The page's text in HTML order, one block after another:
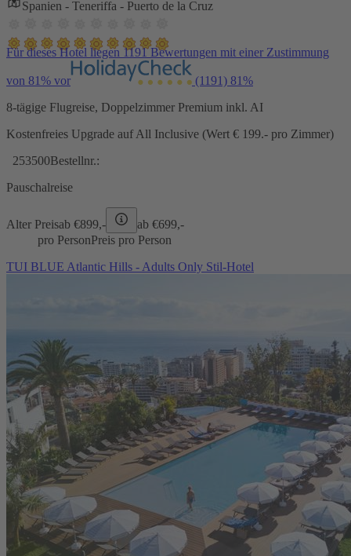
Spanien - Teneriffa - Puerto de la Cruz
Für dieses Hotel liegen 1191 Bewertungen mit einer Zustimmung
von 81% vor (1191) 81%
8-tägige Flugreise, Doppelzimmer Premium inkl. AI
Kostenfreies Upgrade auf All Inclusive (Wert € 199.- pro Zimmer)
253500Bestellnr.:
Pauschalreise
Alter Preisab €899,- ab €699,-
pro PersonPreis pro Person
TUI BLUE Atlantic Hills - Adults Only Stil-Hotel